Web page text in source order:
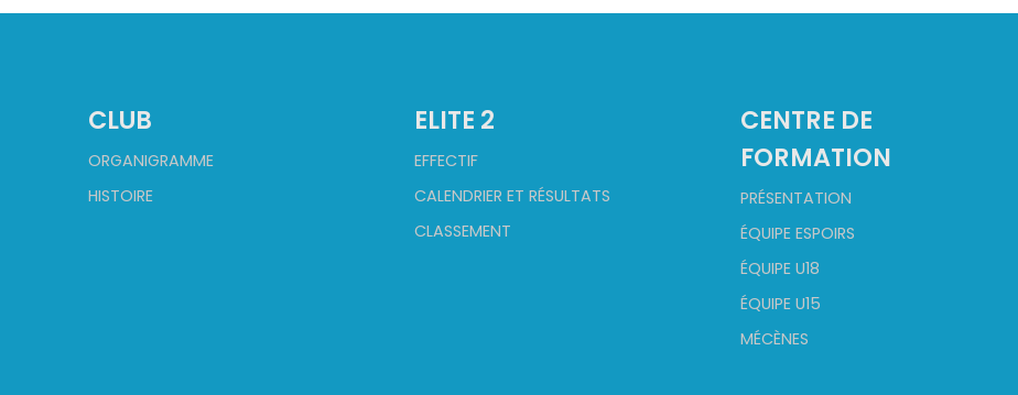
CLUB
ORGANIGRAMME
HISTOIRE
ELITE 2
EFFECTIF
CALENDRIER ET RÉSULTATS
CLASSEMENT
CENTRE DE
FORMATION
PRÉSENTATION
ÉQUIPE ESPOIRS
ÉQUIPE U18
ÉQUIPE U15
MÉCÈNES